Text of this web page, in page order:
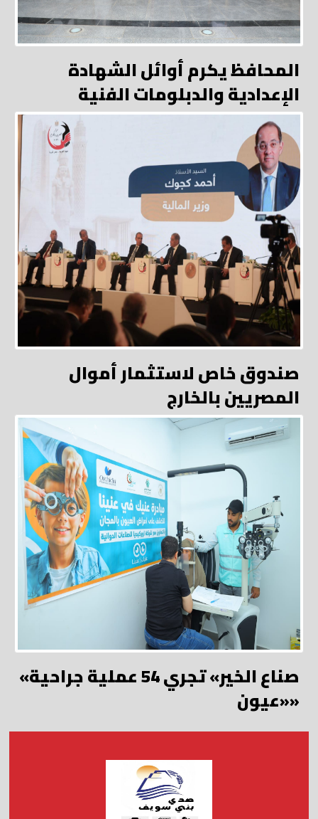
المحافظ يكرم أوائل الشهادة
الإعدادية والدبلومات الفنية
صندوق خاص لاستثمار أموال
المصريين بالخارج
«صناع الخير» تجري 54 عملية جراحية
«عيون»